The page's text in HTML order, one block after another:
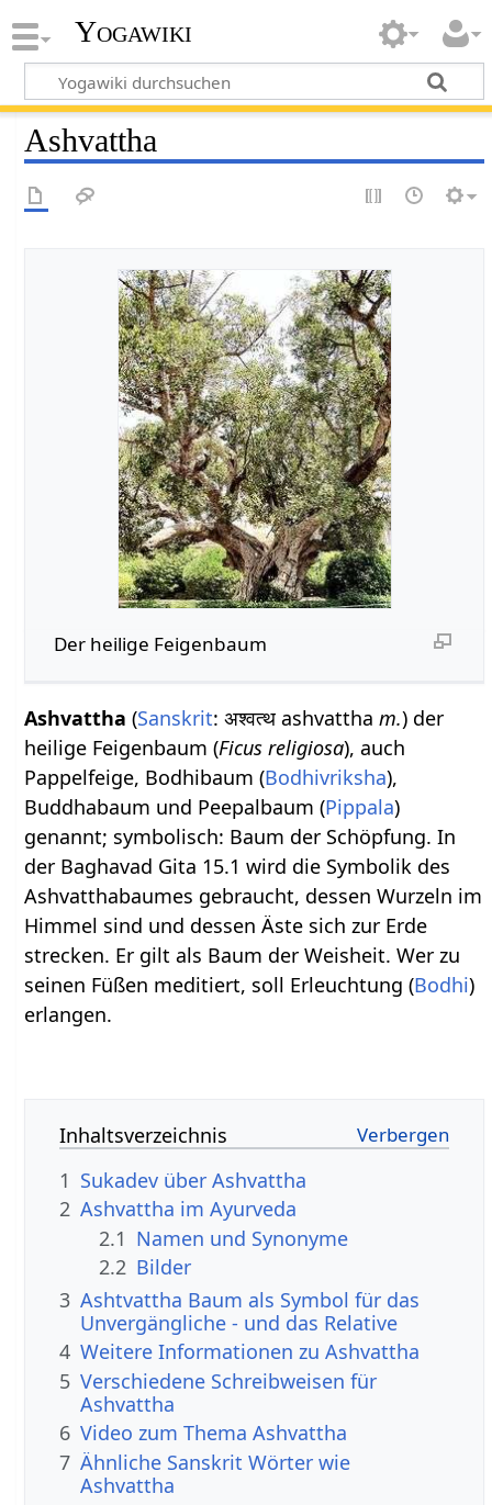
Yogawiki
Ashvattha
Der heilige Feigenbaum
Ashvattha (Sanskrit: अश्वत्थ ashvattham.) der
heilige Feigenbaum (Ficus religiosa), auch
Pappelfeige, Bodhibaum (Bodhivriksha),
Buddhabaum und Peepalbaum (Pippala)
genannt; symbolisch: Baum der Schöpfung. In
der Baghavad Gita 15.1 wird die Symbolik des
Ashvatthabaumes gebraucht, dessen Wurzeln im
Himmel sind und dessen Äste sich zur Erde
strecken. Er gilt als Baum der Weisheit. Wer zu
seinen Füßen meditiert, soll Erleuchtung (Bodhi)
erlangen.
Inhaltsverzeichnis
1 Sukadev über Ashvattha
2 Ashvattha im Ayurveda
2.1 Namen und Synonyme
2.2 Bilder
3 Ashtvattha Baum als Symbol für das
Unvergängliche - und das Relative
4 Weitere Informationen zu Ashvattha
5 Verschiedene Schreibweisen für
Ashvattha
6 Video zum Thema Ashvattha
7 Ähnliche Sanskrit Wörter wie
Ashvattha